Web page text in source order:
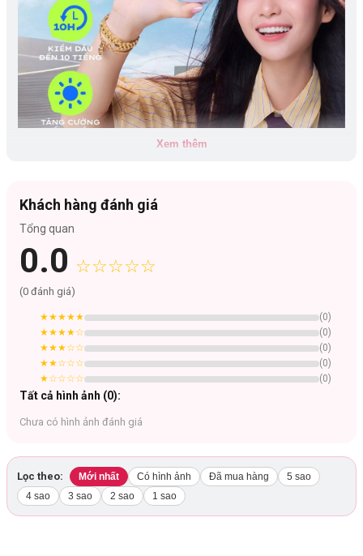
Loại da phù hợp:
Phù hợp da hỗn hợp thiên dầu
Xem thêm
Khách hàng đánh giá
Tổng quan
0.0 ☆☆☆☆☆
(0 đánh giá)
★★★★★ (0)
★★★★☆ (0)
★★★☆☆ (0)
★★☆☆☆ (0)
★☆☆☆☆ (0)
Tất cả hình ảnh (0):
Chưa có hình ảnh đánh giá
Lọc theo: Mới nhất Có hình ảnh Đã mua hàng
5 sao
4 sao
3 sao 2 sao 1 sao